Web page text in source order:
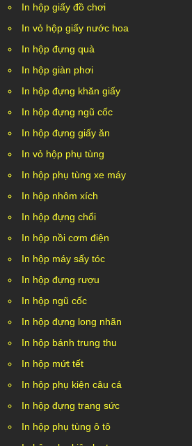
In hộp giấy đồ chơi
In vỏ hộp giấy nước hoa
In hộp đựng quà
In hộp giàn phơi
In hộp đựng khăn giấy
In hộp đựng ngũ cốc
In hộp đựng giấy ăn
In vỏ hộp phụ tùng
In hộp phụ tùng xe máy
In hộp nhôm xích
In hộp đựng chổi
In hộp nồi cơm điện
In hộp máy sấy tóc
In hộp đựng rượu
In hộp ngũ cốc
In hộp đựng long nhãn
In hộp bánh trung thu
In hộp mứt tết
In hộp phụ kiện câu cá
In hộp đựng trang sức
In hộp phụ tùng ô tô